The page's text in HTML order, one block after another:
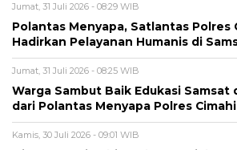
Jumat, 31 Juli 2026 - 08:29 WIB
Polantas Menyapa, Satlantas Polres
Hadirkan Pelayanan Humanis di
Jumat, 31 Juli 2026 - 08:25 WIB
Warga Sambut Baik Edukasi Samsat
dari Polantas Menyapa Polres Cimahi
Kamis, 30 Juli 2026 - 09:01 WIB